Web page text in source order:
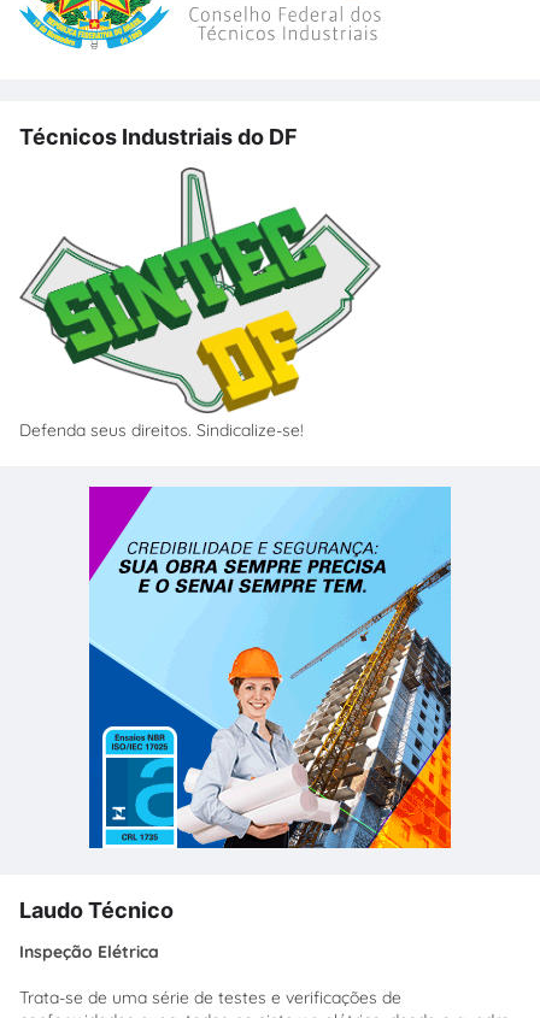
Técnicos Industriais do DF
Defenda seus direitos. Sindicalize-se!
Laudo Técnico
Inspeção Elétrica
Trata-se de uma série de testes e verificações de